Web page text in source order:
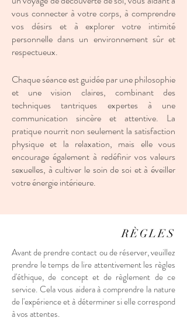
vous connecter à votre corps, à comprendre
vos désirs et à explorer votre intimité
personnelle dans un environnement sûr et
respectueux.
Chaque séance est guidée par une philosophie
et une vision claires, combinant des
techniques tantriques expertes à une
communication sincère et attentive. La
pratique nourrit non seulement la satisfaction
physique et la relaxation, mais elle vous
encourage également à redéfinir vos valeurs
sexuelles, à cultiver le soin de soi et à éveiller
votre énergie intérieure.
RÈGLES
Avant de prendre contact ou de réserver, veuillez
prendre le temps de lire attentivement les règles
d'éthique, de concept et de règlement de ce
service. Cela vous aidera à comprendre la nature
de l'expérience et à déterminer si elle correspond
à vos attentes.